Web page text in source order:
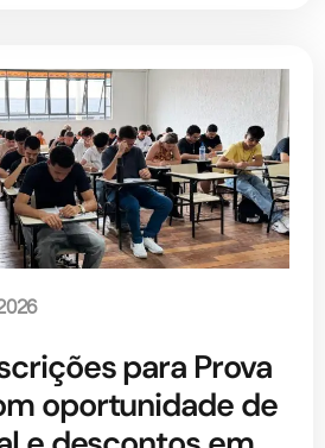
para Prova
oportunidade de